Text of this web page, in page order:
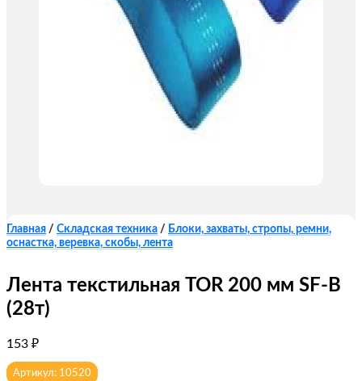
Главная / Складская техника / Блоки, захваты, стропы, ремни,
оснастка, веревка, скобы, лента
Лента текстильная TOR 200 мм SF-B
(28т)
153 ₽
Артикул: 10520